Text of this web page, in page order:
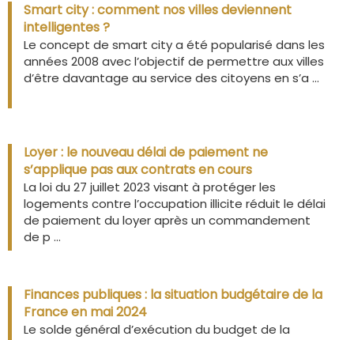
Smart city : comment nos villes deviennent
intelligentes ?
Le concept de smart city a été popularisé dans les
années 2008 avec l’objectif de permettre aux villes
d’être davantage au service des citoyens en s’a ...
Loyer : le nouveau délai de paiement ne
s’applique pas aux contrats en cours
La loi du 27 juillet 2023 visant à protéger les
logements contre l’occupation illicite réduit le délai
de paiement du loyer après un commandement
de p ...
Finances publiques : la situation budgétaire de la
France en mai 2024
Le solde général d’exécution du budget de la